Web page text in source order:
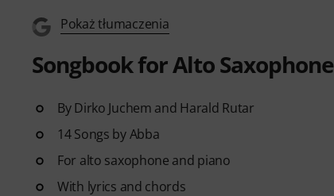
Pokaż tłumaczenia
Songbook for Alto Saxophone
By Dirko Juchem and Harald Rutar
14 Songs by Abba
For alto saxophone and piano
With lyrics and chords